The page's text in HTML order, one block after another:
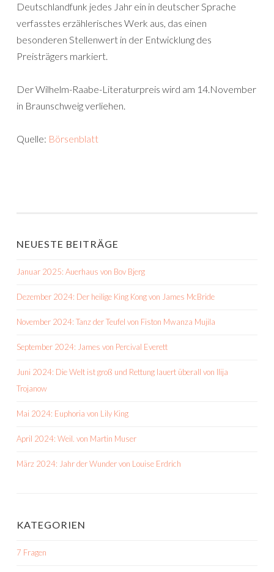
Deutschlandfunk jedes Jahr ein in deutscher Sprache
verfasstes erzählerisches Werk aus, das einen
besonderen Stellenwert in der Entwicklung des
Preisträgers markiert.
Der Wilhelm-Raabe-Literaturpreis wird am 14.November
in Braunschweig verliehen.
Quelle: Börsenblatt
NEUESTE BEITRÄGE
Januar 2025: Auerhaus von Bov Bjerg
Dezember 2024: Der heilige King Kong von James McBride
November 2024: Tanz der Teufel von Fiston Mwanza Mujila
September 2024: James von Percival Everett
Juni 2024: Die Welt ist groß und Rettung lauert überall von Ilija
Trojanow
Mai 2024: Euphoria von Lily King
April 2024: Weil. von Martin Muser
März 2024: Jahr der Wunder von Louise Erdrich
KATEGORIEN
7 Fragen